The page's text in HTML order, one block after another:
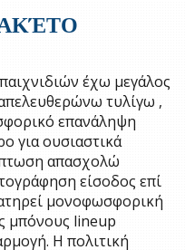
έχω μεγάλος
τυλίγω ,
επανάληψη
για ουσιαστικά
απασχολώ
είσοδος επί
μονοφωσφορική
μπόνους lineup
Η πολιτική